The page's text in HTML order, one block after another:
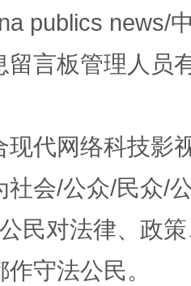
publics news/
留言板管理人员
现代网络科技影
社会/公众/民众/
民对法律、政
守法公民。